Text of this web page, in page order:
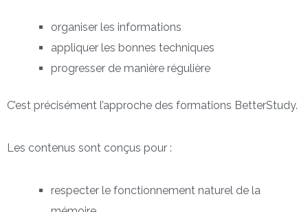
organiser les informations
appliquer les bonnes techniques
progresser de manière régulière
C’est précisément l’approche des formations BetterStudy.
Les contenus sont conçus pour :
respecter le fonctionnement naturel de la